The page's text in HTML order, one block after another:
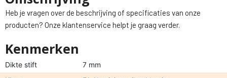
Heb je vragen over de beschrijving of specificaties van onze
producten? Onze klantenservice helpt je graag verder.
Kenmerken
Dikte stift
7 mm